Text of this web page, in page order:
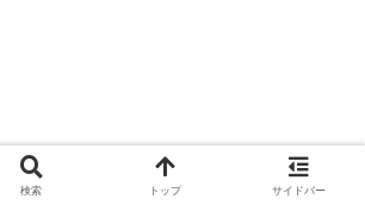
検索 トップ サイドバー